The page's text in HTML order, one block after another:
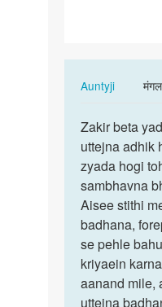
AuntyjiIn
to
Madam
me
jab
sex
Karta
Hu
to…
by
zakir
Zakir
beta
yadi
shareer…
Zakir beta
uttejna adhik
zyada hogi
sambhavna
Aisee stithi
badhana,
se pehle
kriyaein
aanand mile,
uttejna